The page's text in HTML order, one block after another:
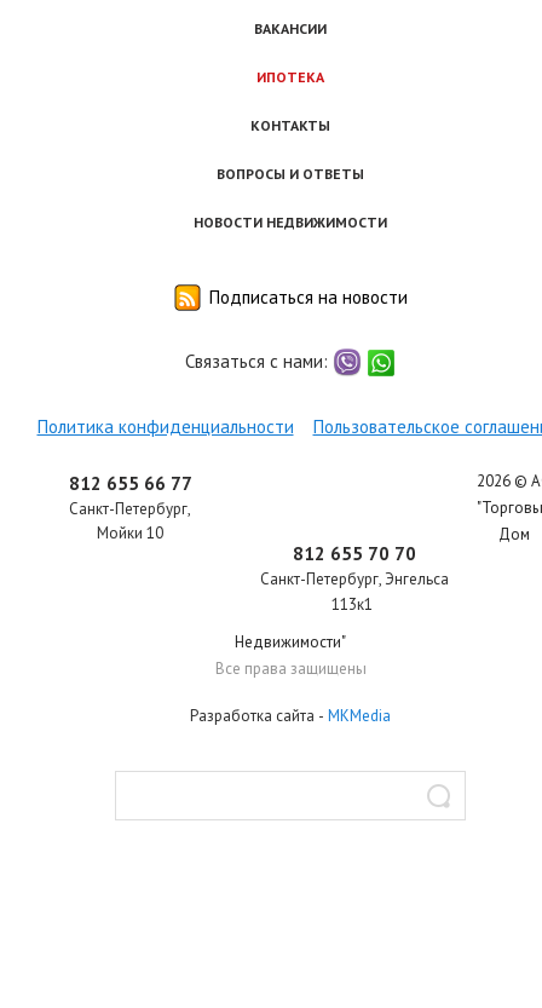
ВАКАНСИИ
ИПОТЕКА
КОНТАКТЫ
ВОПРОСЫ И ОТВЕТЫ
НОВОСТИ НЕДВИЖИМОСТИ
Подписаться на новости
Связаться с нами:
viber
whatsapp
Политика конфиденциальности Пользовательское
812 655 66 77
Санкт-Петербург,
Мойки 10
812 655 70 70
Санкт-Петербург, Энгельса
113к1
2026 ©
Дом
Недвижимости"
Все права защищены
Разработка сайта - MKMedia